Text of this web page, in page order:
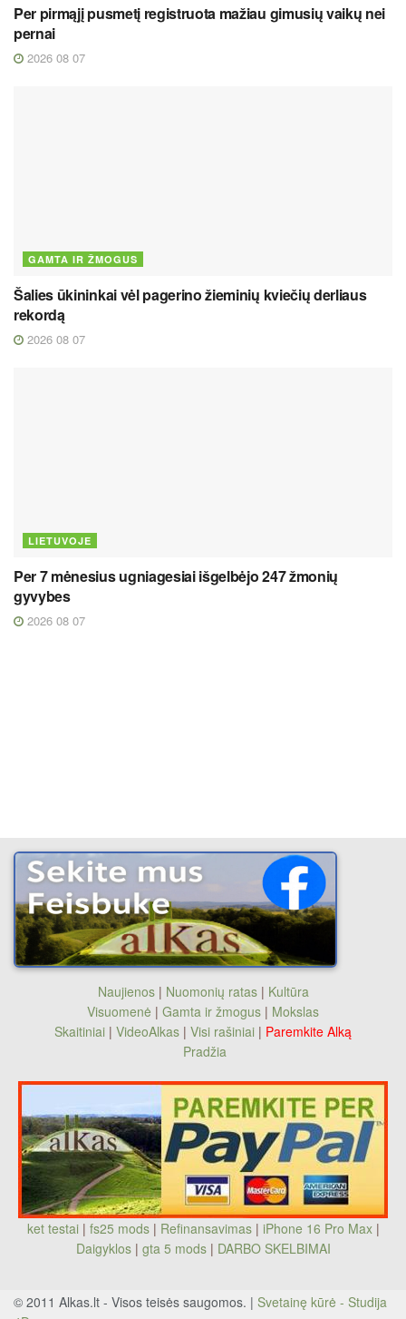
Per pirmąjį pusmetį registruota mažiau gimusių vaikų nei
pernai
2026 08 07
GAMTA IR ŽMOGUS
Šalies ūkininkai vėl pagerino žieminių kviečių derliaus
rekordą
2026 08 07
LIETUVOJE
Per 7 mėnesius ugniagesiai išgelbėjo 247 žmonių
gyvybes
2026 08 07
Naujienos| Nuomonių ratas| Kultūra
Visuomenė | Gamta ir žmogus | Mokslas
Skaitiniai | VideoAlkas | Visi rašiniai | Paremkite Alką
Pradžia
ket testai | fs25 mods| Refinansavimas| iPhone 16 Pro Max|
Daigyklos| gta 5 mods | DARBO SKELBIMAI
© 2011 Alkas.lt - Visos teisės saugomos. | Svetainę kūrė - Studija